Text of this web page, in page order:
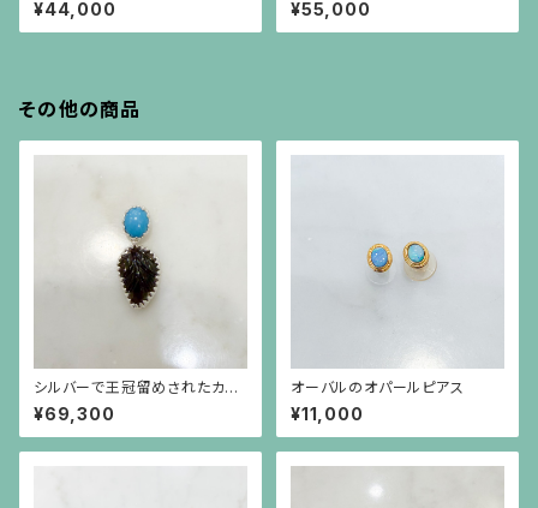
¥44,000 ¥55,000
その他の商品
シルバーで王冠留めされたカボ
ーションのターコイズと葉の形
と彫りのトルマリンのペンダント
（チェーン別）
¥69,300
オーバルのオパールピアス
¥11,000